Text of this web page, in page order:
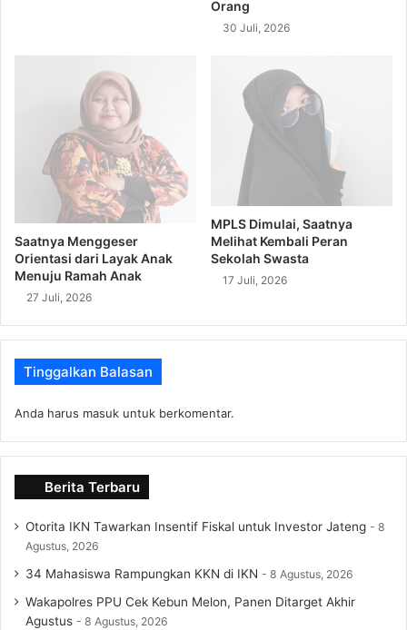
Orang
30 Juli, 2026
Saatnya Menggeser
Orientasi dari Layak Anak
Menuju Ramah Anak
27 Juli, 2026
MPLS Dimulai, Saatnya
Melihat Kembali Peran
Sekolah Swasta
17 Juli, 2026
Tinggalkan Balasan
Anda harus masuk untuk berkomentar.
Berita Terbaru
Otorita IKN Tawarkan Insentif Fiskal untuk Investor Jateng
8
Agustus, 2026
34 Mahasiswa Rampungkan KKN di IKN 8 Agustus, 2026
Wakapolres PPU Cek Kebun Melon, Panen Ditarget Akhir
Agustus
8 Agustus, 2026